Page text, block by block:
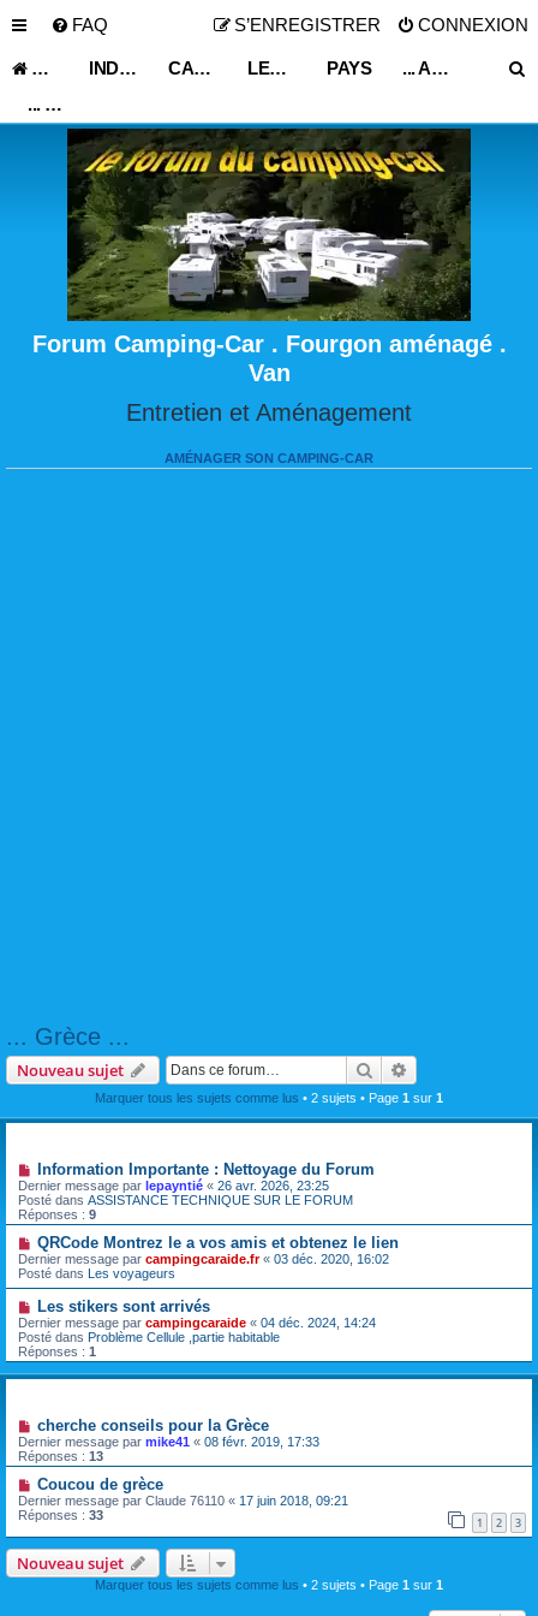
FAQ CONNEXION
S’ENREGISTRER
ACCUEIL INDEX DU FORUM CARNET DE VOYAGE LES ASTUCES ET CONSEILS DE VOYAGE PAYS
... AUTRES PAYS ...
... GRÈCE ...
Forum Camping-Car . Fourgon aménagé .
Van
Entretien et Aménagement
AMÉNAGER SON CAMPING-CAR
... Grèce ...
Nouveau sujet Rechercher
Marquer tous les sujets comme lus • 2 sujets • Page 1 sur 1
Information Importante : Nettoyage du Forum
Dernier message par lepayntié « 26 avr. 2026, 23:25
Posté dans ASSISTANCE TECHNIQUE SUR LE FORUM
Réponses : 9
QRCode Montrez le a vos amis et obtenez le lien
Dernier message par campingcaraide.fr« 03 déc. 2020, 16:02
Posté dans Les voyageurs
Les stikers sont arrivés
Dernier message par campingcaraide « 04 déc. 2024, 14:24
Posté dans Problème Cellule ,partie habitable
Réponses : 1
cherche conseils pour la Grèce
Dernier message par mike41 « 08 févr. 2019, 17:33
Réponses : 13
Coucou de grèce
Dernier message par Claude 76110 « 17 juin 2018, 09:21
Réponses : 33 1 2 3
Nouveau sujet
Marquer tous les sujets comme lus • 2 sujets • Page 1 sur 1